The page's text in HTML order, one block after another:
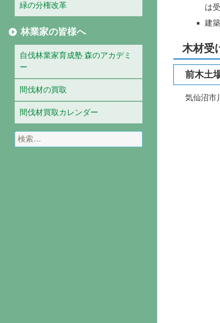
は
建
木材受
前木土
気仙沼市
緑の分権改革
林業家の皆様へ
自伐林業家育成塾 森のアカデミ
ー
間伐材の買取
間伐材買取カレンダー